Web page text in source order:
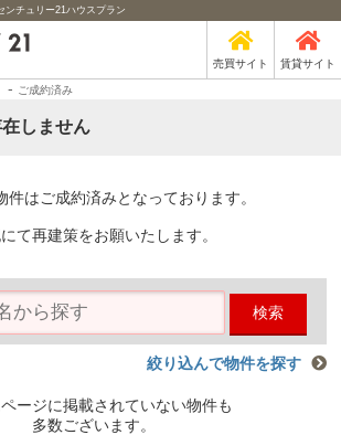
ンチュリー21ハウスプラン
売買サイト 賃貸サイト
- ご成約済み
しません
件はご成約済みとなっております。
て再建策をお願いたします。
検索
絞り込んで物件を探す
ージに掲載されていない物件も
多数ございます。